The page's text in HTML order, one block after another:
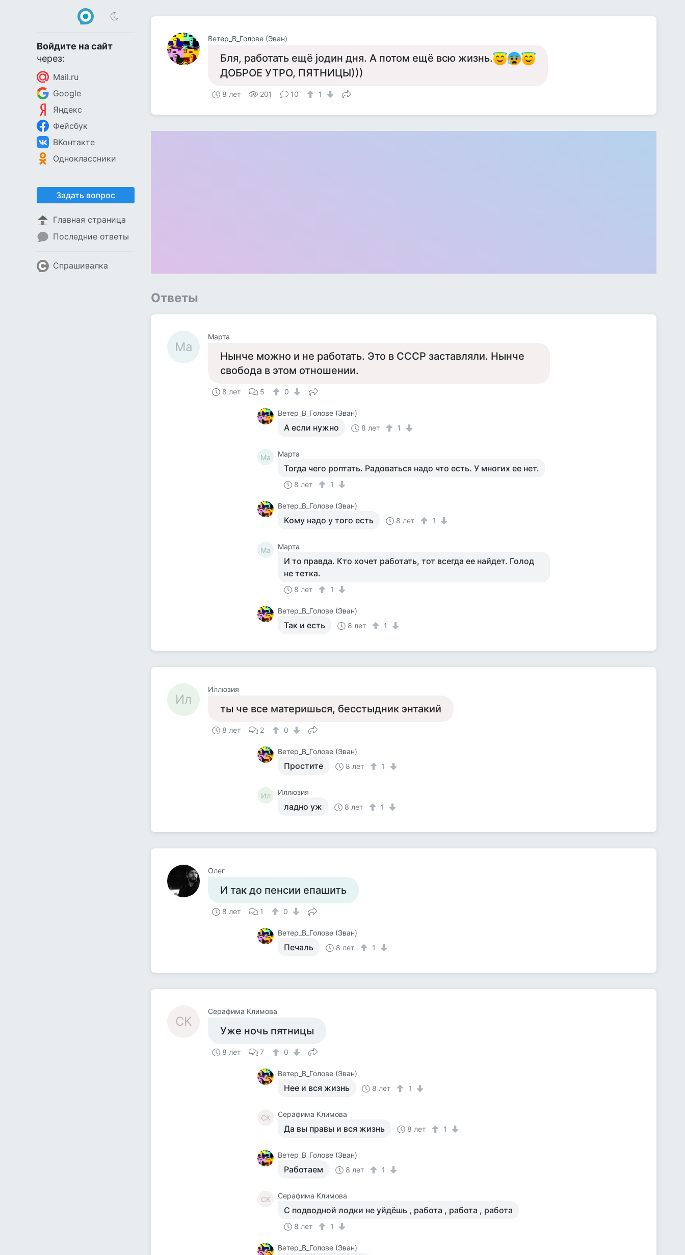
Войдите на сайт
через:
Mail.ru
Google
Яндекс
Фейсбук
ВКонтакте
Одноклассники
Задать вопрос
Главная страница
Последние ответы
Спрашивалка
Ветер_В_Голове (Эван)
Бля, работать ещё jодин дня. А потом ещё всю жизнь.
ДОБРОЕ УТРО, ПЯТНИЦЫ)))
8 лет 201 10 1
Ответы
Ма
Марта
Нынче можно и не работать. Это в СССР заставляли. Нынче
свобода в этом отношении.
8 лет 5 0
Ветер_В_Голове (Эван)
А если нужно 8 лет 1
Ма Марта
Тогда чего роптать. Радоваться надо что есть. У многих ее нет.
8 лет 1
Ветер_В_Голове (Эван)
Кому надо у того есть 8 лет 1
Ма Марта
И то правда. Кто хочет работать, тот всегда ее найдет. Голод
не тетка.
8 лет 1
Ветер_В_Голове (Эван)
Так и есть 8 лет 1
Ил
Иллюзия
ты че все материшься, бесстыдник энтакий
8 лет 2 0
Ветер_В_Голове (Эван)
Простите 8 лет 1
Ил Иллюзия
ладно уж 8 лет 1
Олег
И так до пенсии епашить
8 лет 1 0
Ветер_В_Голове (Эван)
Печаль 8 лет 1
СК
Серафима Климова
Уже ночь пятницы
8 лет 7 0
Ветер_В_Голове (Эван)
Нее и вся жизнь 8 лет 1
СК Серафима Климова
Да вы правы и вся жизнь 8 лет 1
Ветер_В_Голове (Эван)
Работаем 8 лет 1
СК Серафима Климова
С подводной лодки не уйдёшь , работа , работа , работа
8 лет 1
Ветер_В_Голове (Эван)